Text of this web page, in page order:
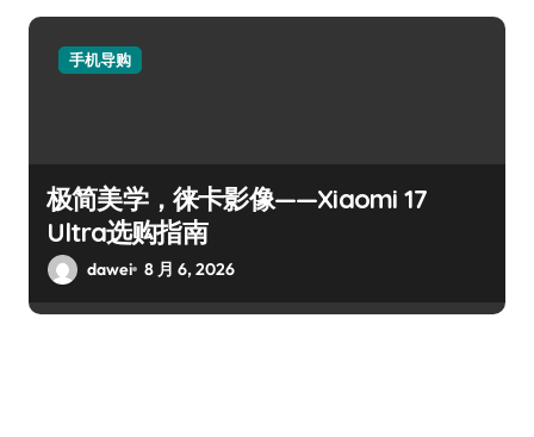
手机导购
极简美学，徕卡影像——Xiaomi 17
Ultra选购指南
dawei 8 月 6, 2026